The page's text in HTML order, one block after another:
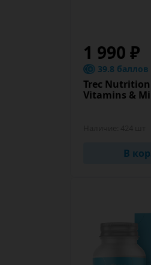
1 990 ₽
39.8 баллов
Trec Nutrition
Vitamins &
В